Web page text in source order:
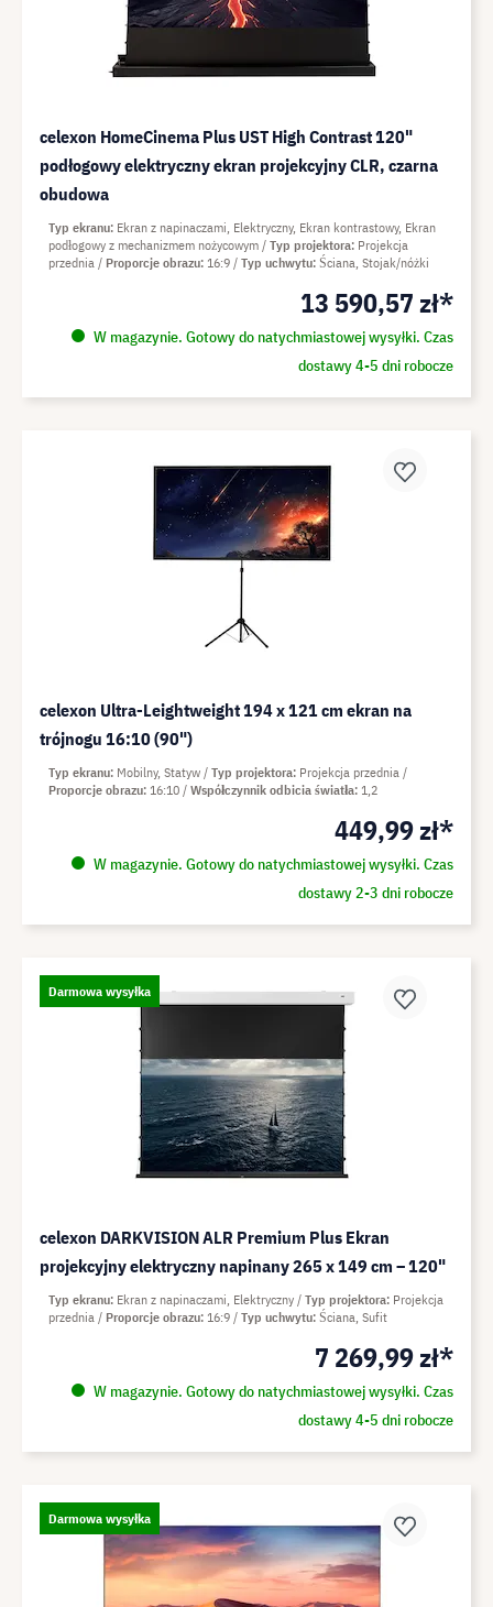
celexon HomeCinema Plus UST High Contrast 120"
podłogowy elektryczny ekran projekcyjny CLR, czarna
obudowa
13 590,57 zł*
W magazynie. Gotowy do natychmiastowej wysyłki. Czas
dostawy 4-5 dni robocze
Typ ekranu Ekran z napinaczami, Elektryczny, Ekran kontrastowy, Ekran
podłogowy z mechanizmem nożycowym
Typ projektora Projekcja
przednia
Proporcje obrazu 16:9 Typ uchwytu Ściana, Stojak/nóżki
celexon Ultra-Leightweight 194 x 121 cm ekran na
trójnogu 16:10 (90")
449,99 zł*
W magazynie. Gotowy do natychmiastowej wysyłki. Czas
dostawy 2-3 dni robocze
Typ ekranu Mobilny, Statyw Typ projektora Projekcja przednia
Proporcje obrazu 16:10 Współczynnik odbicia światła 1,2
Darmowa wysyłka
celexon DARKVISION ALR Premium Plus Ekran
projekcyjny elektryczny napinany 265 x 149 cm – 120"
7 269,99 zł*
W magazynie. Gotowy do natychmiastowej wysyłki. Czas
dostawy 4-5 dni robocze
Typ ekranu Ekran z napinaczami, Elektryczny Typ projektora Projekcja
przednia
Proporcje obrazu 16:9 Typ uchwytu Ściana, Sufit
Darmowa wysyłka